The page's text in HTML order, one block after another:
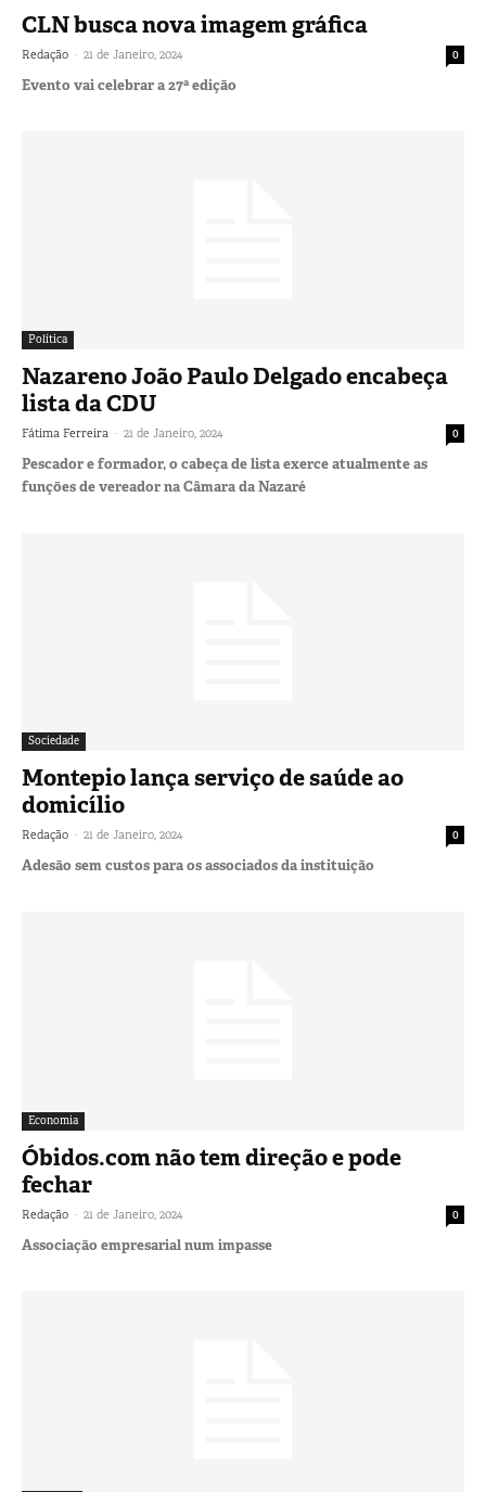
CLN busca nova imagem gráfica
Redação - 21 de Janeiro, 2024 0
Evento vai celebrar a 27ª edição
Política
Nazareno João Paulo Delgado encabeça
lista da CDU
Fátima Ferreira - 21 de Janeiro, 2024 0
Pescador e formador, o cabeça de lista exerce atualmente as
funções de vereador na Câmara da Nazaré
Sociedade
Montepio lança serviço de saúde ao
domicílio
Redação - 21 de Janeiro, 2024 0
Adesão sem custos para os associados da instituição
Economia
Óbidos.com não tem direção e pode
fechar
Redação - 21 de Janeiro, 2024 0
Associação empresarial num impasse